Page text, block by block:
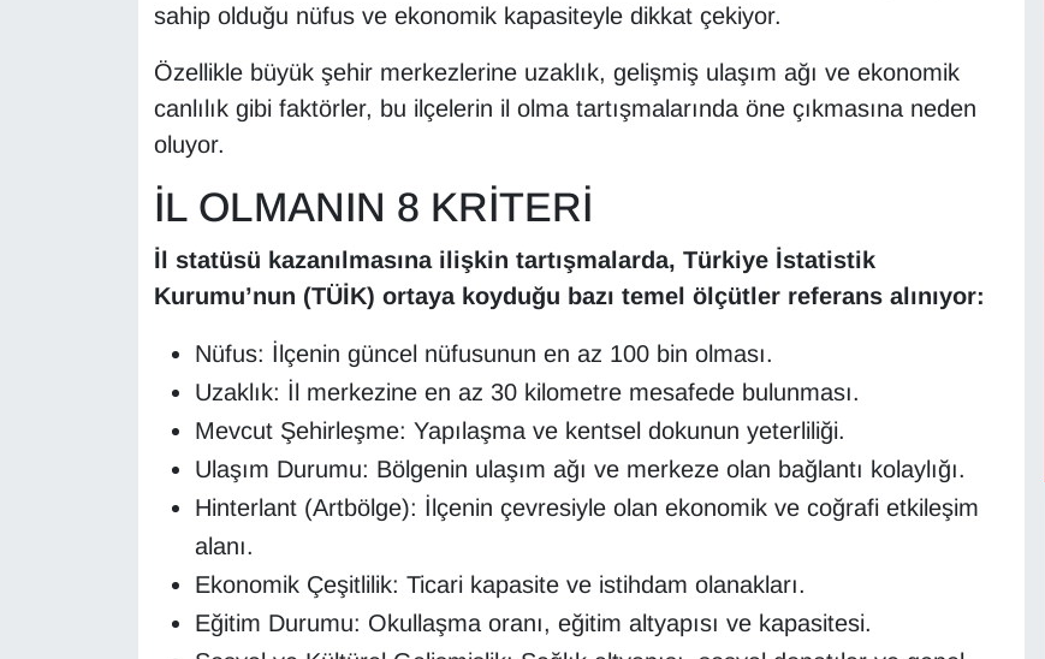
sahip olduğu nüfus ve ekonomik kapasiteyle dikkat çekiyor.
Özellikle büyük şehir merkezlerine uzaklık, gelişmiş ulaşım ağı ve ekonomik
canlılık gibi faktörler, bu ilçelerin il olma tartışmalarında öne çıkmasına neden
oluyor.
İL OLMANIN 8 KRİTERİ
İl statüsü kazanılmasına ilişkin tartışmalarda, Türkiye İstatistik
Kurumu’nun (TÜİK) ortaya koyduğu bazı temel ölçütler referans alınıyor:
Nüfus: İlçenin güncel nüfusunun en az 100 bin olması.
Uzaklık: İl merkezine en az 30 kilometre mesafede bulunması.
Mevcut Şehirleşme: Yapılaşma ve kentsel dokunun yeterliliği.
Ulaşım Durumu: Bölgenin ulaşım ağı ve merkeze olan bağlantı kolaylığı.
Hinterlant (Artbölge): İlçenin çevresiyle olan ekonomik ve coğrafi etkileşim
alanı.
Ekonomik Çeşitlilik: Ticari kapasite ve istihdam olanakları.
Eğitim Durumu: Okullaşma oranı, eğitim altyapısı ve kapasitesi.
Kamu Alımları
Kim Kimdir?
Kültür & Sanat
ONE EKONOMİ
Resmi İlanlar